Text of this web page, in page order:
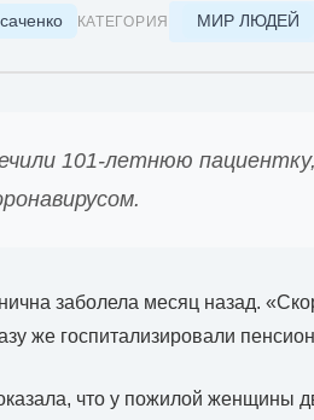
КАТЕГОРИЯ МИР ЛЮДЕЙ
101-летнюю пациентку,
заболела месяц назад.
же госпитализировали
что у пожилой женщины